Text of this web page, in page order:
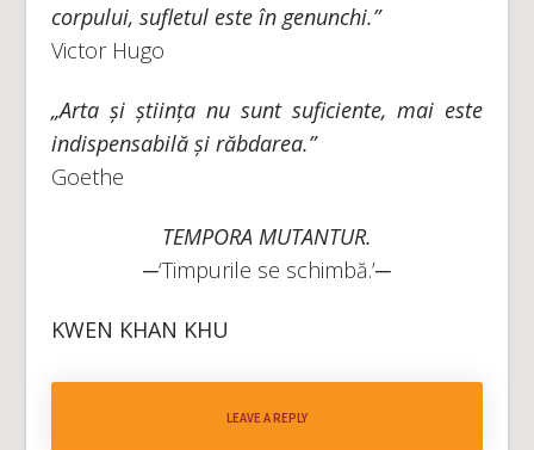
corpului, sufletul este în genunchi.”
Victor Hugo
„Arta și știința nu sunt suficiente, mai este
indispensabilă și răbdarea.”
Goethe
TEMPORA MUTANTUR.
─‘Timpurile se schimbă.’─
KWEN KHAN KHU
LEAVE A REPLY